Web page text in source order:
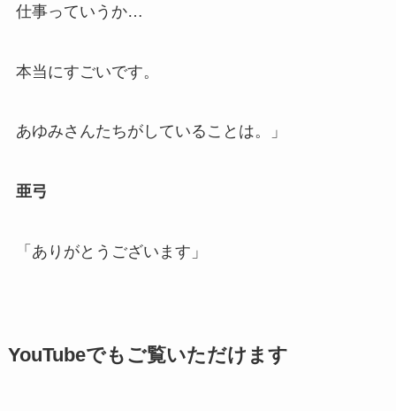
仕事っていうか…
本当にすごいです。
あゆみさんたちがしていることは。」
亜弓
「ありがとうございます」
YouTubeでもご覧いただけます